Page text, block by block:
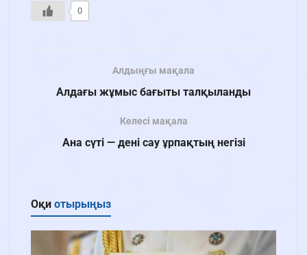
0
Алдыңғы мақала
Алдағы жұмыс бағыты талқыланды
Келесі мақала
Ана сүті — дені сау ұрпақтың негізі
Оқи отырыңыз